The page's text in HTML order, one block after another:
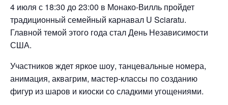
4 июля с 18:30 до 23:00 в Монако-Вилль пройдет
традиционный семейный карнавал U Sciaratu.
Главной темой этого года стал День Независимости
США.
Участников ждет яркое шоу, танцевальные номера,
анимация, аквагрим, мастер-классы по созданию
фигур из шаров и киоски со сладкими угощениями.